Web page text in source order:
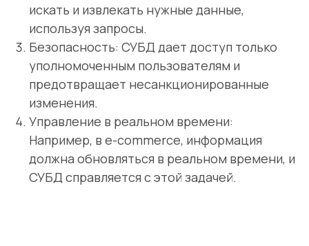
искать и извлекать нужные данные,
используя запросы.
Безопасность: СУБД дает доступ только
уполномоченным пользователям и
предотвращает несанкционированные
изменения.
Управление в реальном времени:
Например, в e-commerce, информация
должна обновляться в реальном времени, и
СУБД справляется с этой задачей.